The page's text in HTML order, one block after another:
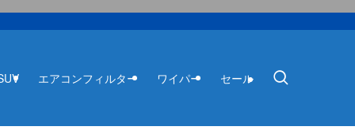
エアコンフィルター ワイパー セール